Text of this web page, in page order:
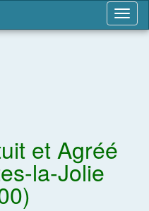
et Agréé
la-Jolie